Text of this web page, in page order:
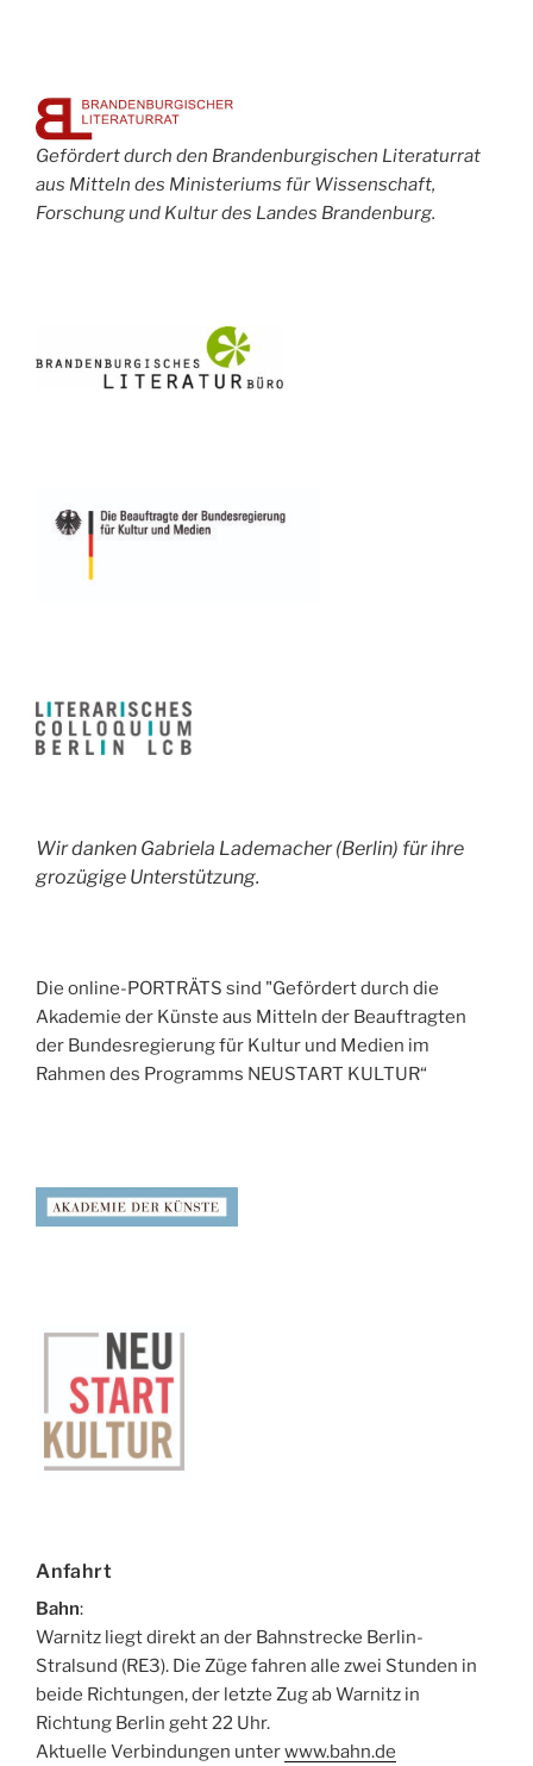
Gefördert durch den Brandenburgischen Literaturrat
aus Mitteln des Ministeriums für Wissenschaft,
Forschung und Kultur des Landes Brandenburg.
Wir danken Gabriela Lademacher (Berlin) für ihre
grozügige Unterstützung.
Die online-PORTRÄTS sind "Gefördert durch die
Akademie der Künste aus Mitteln der Beauftragten
der Bundesregierung für Kultur und Medien im
Rahmen des Programms NEUSTART KULTUR“
Anfahrt
Bahn:
Warnitz liegt direkt an der Bahnstrecke Berlin-
Stralsund (RE3). Die Züge fahren alle zwei Stunden in
beide Richtungen, der letzte Zug ab Warnitz in
Richtung Berlin geht 22 Uhr.
Aktuelle Verbindungen unterwww.bahn.de